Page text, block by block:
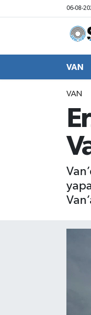
06-08-
VAN
VAN
Van Nöbetçi
Van Hava
Van Trafik
Süper Lig Puan
Son Dakika